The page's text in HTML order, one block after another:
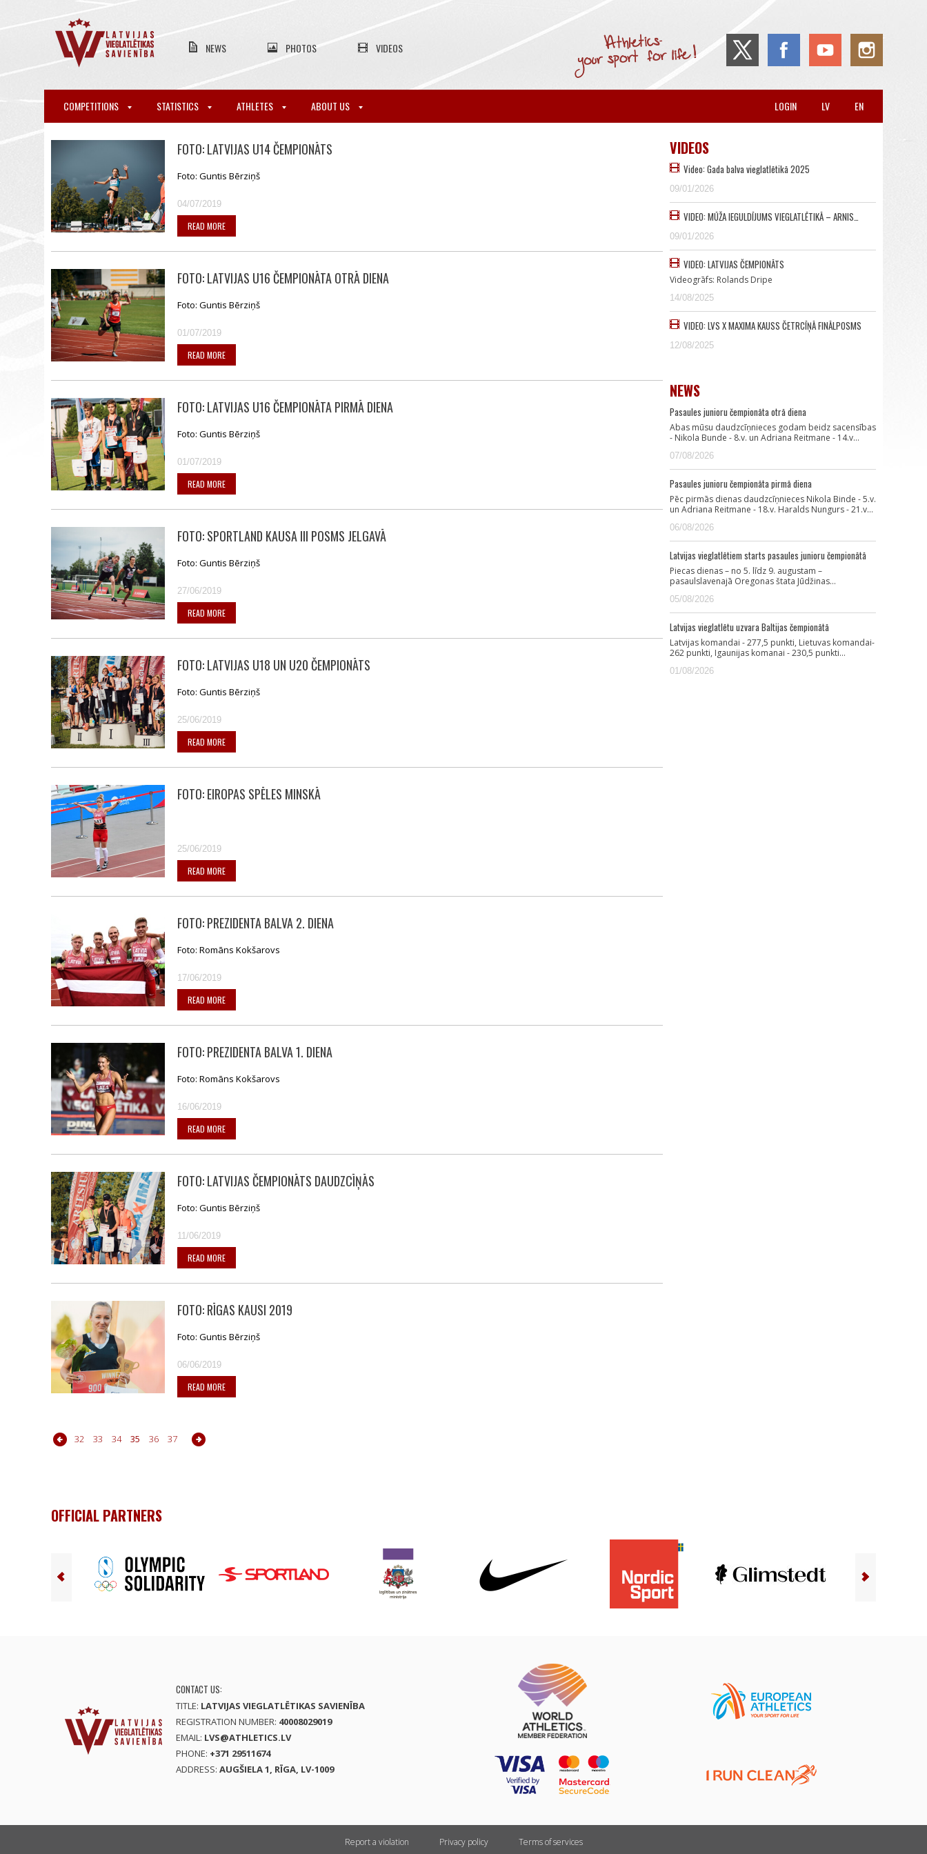
NEWS PHOTOS VIDEOS
COMPETITIONS STATISTICS ATHLETES ABOUT US EN
LV
LOGIN
FOTO: LATVIJAS U14 ČEMPIONĀTS
Foto: Guntis Bērziņš
04/07/2019
READ MORE
FOTO: LATVIJAS U16 ČEMPIONĀTA OTRĀ DIENA
Foto: Guntis Bērziņš
01/07/2019
READ MORE
FOTO: LATVIJAS U16 ČEMPIONĀTA PIRMĀ DIENA
Foto: Guntis Bērziņš
01/07/2019
READ MORE
FOTO: SPORTLAND KAUSA III POSMS JELGAVĀ
Foto: Guntis Bērziņš
27/06/2019
READ MORE
FOTO: LATVIJAS U18 UN U20 ČEMPIONĀTS
Foto: Guntis Bērziņš
25/06/2019
READ MORE
FOTO: EIROPAS SPĒLES MINSKĀ
25/06/2019
READ MORE
FOTO: PREZIDENTA BALVA 2. DIENA
Foto: Romāns Kokšarovs
17/06/2019
READ MORE
FOTO: PREZIDENTA BALVA 1. DIENA
Foto: Romāns Kokšarovs
16/06/2019
READ MORE
FOTO: LATVIJAS ČEMPIONĀTS DAUDZCĪŅĀS
Foto: Guntis Bērziņš
11/06/2019
READ MORE
FOTO: RĪGAS KAUSI 2019
Foto: Guntis Bērziņš
06/06/2019
READ MORE
31 32 33 34 35 36 37 38 39
VIDEOS
Video: Gada balva vieglatlētikā 2025
09/01/2026
VIDEO: MŪŽA IEGULDĪJUMS VIEGLATLĒTIKĀ – ARNIS…
09/01/2026
VIDEO: LATVIJAS ČEMPIONĀTS
Videogrāfs: Rolands Dripe
14/08/2025
VIDEO: LVS X MAXIMA KAUSS ČETRCĪŅĀ FINĀLPOSMS
12/08/2025
NEWS
Pasaules junioru čempionāta otrā diena
Abas mūsu daudzcīņnieces godam beidz sacensības
- Nikola Bunde - 8.v. un Adriana Reitmane - 14.v…
07/08/2026
Pasaules junioru čempionāta pirmā diena
Pēc pirmās dienas daudzcīņnieces Nikola Binde - 5.v.
un Adriana Reitmane - 18.v. Haralds Nungurs - 21.v…
06/08/2026
Latvijas vieglatlētiem starts pasaules junioru čempionātā
Piecas dienas – no 5. līdz 9. augustam –
pasaulslavenajā Oregonas štata Jūdžinas…
05/08/2026
Latvijas vieglatlētu uzvara Baltijas čempionātā
Latvijas komandai - 277,5 punkti, Lietuvas komandai-
262 punkti, Igaunijas komanai - 230,5 punkti…
01/08/2026
OFFICIAL PARTNERS
CONTACT US:
TITLE: LATVIJAS VIEGLATLĒTIKAS SAVIENĪBA
REGISTRATION NUMBER: 40008029019
EMAIL: LVS@ATHLETICS.LV
PHONE: +371 29511674
ADDRESS: AUGŠIELA 1, RĪGA, LV-1009
Report a violation Privacy policy Terms of services